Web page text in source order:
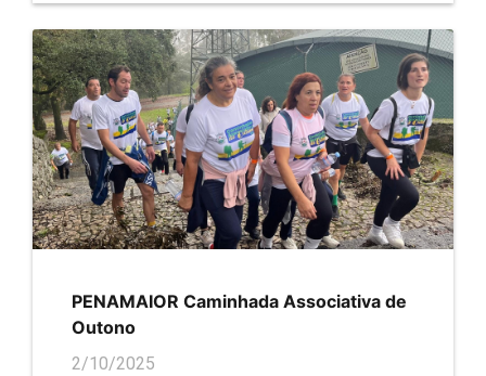
PENAMAIOR Caminhada Associativa de
Outono
2/10/2025